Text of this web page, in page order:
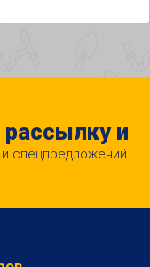
и
и спецпредложений